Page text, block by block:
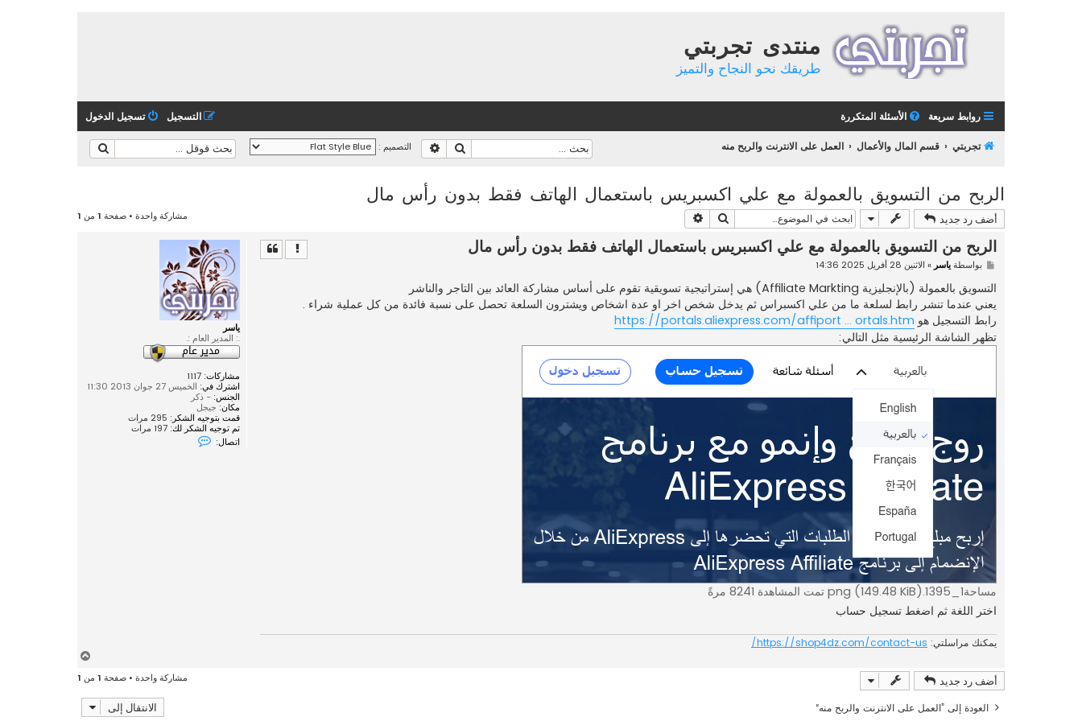
منتدى تجربتي
طريقك نحو النجاح والتميز
روابط سريعة الأسئلة المتكررة تسجيل الدخول التسجيل
تجربتي قسم المال والأعمال العمل على الانترنت والربح منه التصميم : بحث بحث متقدم
الربح من التسويق بالعمولة مع علي اكسبريس باستعمال الهاتف فقط بدون رأس مال
أضف رد جديد بحث مشاركة واحدة • صفحة 1 من 1
ياسر
.: المدير العام :.
مشاركات: 1117
اشترك في: الخميس 27 جوان 2013 11:30
الجنس: - ذكر
مكان: جيجل
قمت بتوجيه الشكر: 295 مرات
تم توجيه الشكر لك: 197 مرات
اتصال:
الربح من التسويق بالعمولة مع علي اكسبريس باستعمال الهاتف فقط بدون رأس مال
م
ا
ر
ك
بواسطةياسر » الاثنين 28 أفريل 2025 14:36
التسويق بالعمولة (بالإنجليزية Affiliate Markting) هي إستراتيجية تسويقية تقوم على أساس مشاركة العائد بين التاجر والناشر
يعني عندما تنشر رابط لسلعة ما من علي اكسبراس ثم يدخل شخص اخر او عدة اشخاص ويشترون السلعة تحصل على نسبة فائدة من كل عملية شراء .
رابط التسجيل هو https://portals.aliexpress.com/affiport ... ortals.htm
تظهر الشاشة الرئيسية مثل التالي:
مساحة1_1395.png (149.48 KiB) تمت المشاهدة 8241 مرةً
اختر اللغة ثم اضغط تسجيل حساب
يمكنك مراسلتي: https://shop4dz.com/contact-us/
أضف رد جديد مشاركة واحدة • صفحة 1 من 1
العودة إلى ”العمل على الانترنت والربح منه“ الانتقال إلى